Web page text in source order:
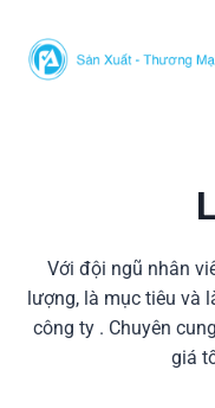
content
Với đội ngũ nhân
lượng, là mục tiêu và
công ty . Chuyên
giá